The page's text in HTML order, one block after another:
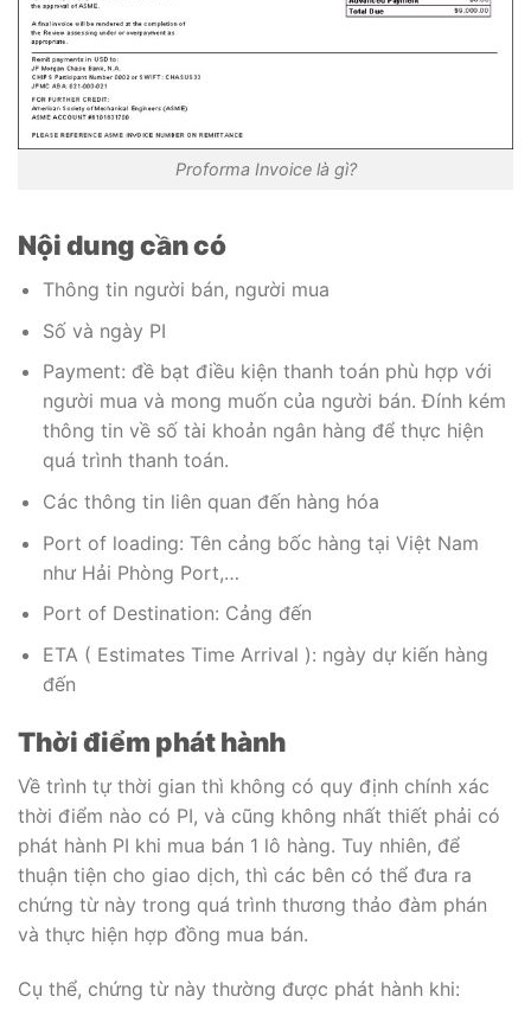
Proforma Invoice là gì?
Nội dung cần có
Thông tin người bán, người mua
Số và ngày PI
Payment: đề bạt điều kiện thanh toán phù hợp với
người mua và mong muốn của người bán. Đính kém
thông tin về số tài khoản ngân hàng để thực hiện
quá trình thanh toán.
Các thông tin liên quan đến hàng hóa
Port of loading: Tên cảng bốc hàng tại Việt Nam
như Hải Phòng Port,…
Port of Destination: Cảng đến
ETA ( Estimates Time Arrival ): ngày dự kiến hàng
đến
Thời điểm phát hành
Về trình tự thời gian thì không có quy định chính xác
thời điểm nào có PI, và cũng không nhất thiết phải có
phát hành PI khi mua bán 1 lô hàng. Tuy nhiên, để
thuận tiện cho giao dịch, thì các bên có thể đưa ra
chứng từ này trong quá trình thương thảo đàm phán
và thực hiện hợp đồng mua bán.
Cụ thể, chứng từ này thường được phát hành khi: